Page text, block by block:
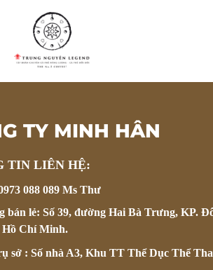
TY MINH HÂN
TIN LIÊN HỆ:
088 089 Ms Thư
bán lẻ: Số 39, đường Hai Bà Trưng, KP.
Hồ Chí Minh.
sở : Số nhà A3, Khu TT Thể Dục Thể